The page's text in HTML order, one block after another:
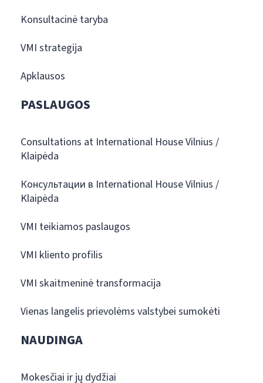
Konsultacinė taryba
VMI strategija
Apklausos
PASLAUGOS
Consultations at International House Vilnius /
Klaipėda
Консультации в International House Vilnius /
Klaipėda
VMI teikiamos paslaugos
VMI kliento profilis
VMI skaitmeninė transformacija
Vienas langelis prievolėms valstybei sumokėti
NAUDINGA
Mokesčiai ir jų dydžiai